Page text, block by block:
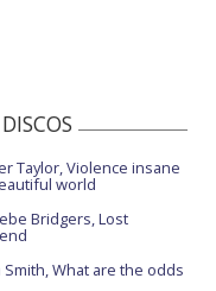
Taylor, Violence insane
world
Bridgers, Lost
Smith, What are the odds